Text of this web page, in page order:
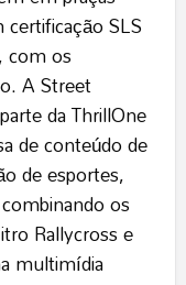
SLS
com os
A Street
da ThrillOne
de conteúdo de
de esportes,
os
Rallycross e
multimídia